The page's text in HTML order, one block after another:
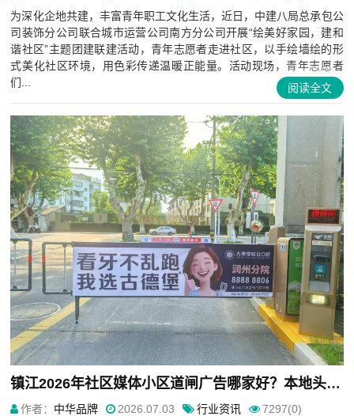
为深化企地共建，丰富青年职工文化生活，近日，中建八局总承包公
司装饰分公司联合城市运营公司南方分公司开展“绘美好家园，建和
谐社区”主题团建联建活动，青年志愿者走进社区，以手绘墙绘的形
式美化社区环境，用色彩传递温暖正能量。活动现场，青年志愿者
们...
阅读全文
镇江2026年社区媒体小区道闸广告哪家好？本地头部优质服务商推荐
作者： 中华品牌 2026.07.03 行业资讯
7297(0)